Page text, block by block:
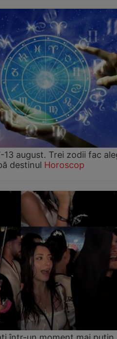
august. Trei zodii fac
destinul Horoscop